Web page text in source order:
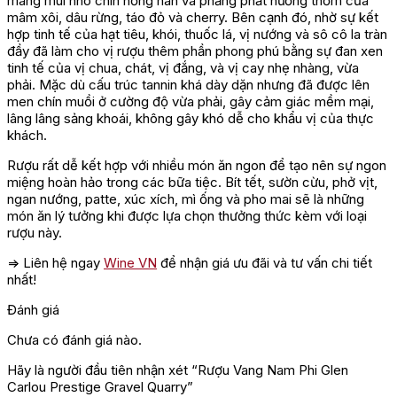
mâm xôi, dâu rừng, táo đỏ và cherry. Bên cạnh đó, nhờ sự kết
hợp tinh tế của hạt tiêu, khói, thuốc lá, vị nướng và sô cô la tràn
đầy đã làm cho vị rượu thêm phần phong phú bằng sự đan xen
tinh tế của vị chua, chát, vị đắng, và vị cay nhẹ nhàng, vừa
phải. Mặc dù cấu trúc tannin khá dày dặn nhưng đã được lên
men chín muồi ở cường độ vừa phải, gây cảm giác mềm mại,
lâng lâng sảng khoái, không gây khó dễ cho khẩu vị của thực
khách.
Rượu rất dễ kết hợp với nhiều món ăn ngon để tạo nên sự ngon
miệng hoàn hảo trong các bữa tiệc. Bít tết, sườn cừu, phở vịt,
ngan nướng, patte, xúc xích, mì ống và pho mai sẽ là những
món ăn lý tưởng khi được lựa chọn thưởng thức kèm với loại
rượu này.
=> Liên hệ ngay Wine VN để nhận giá ưu đãi và tư vấn chi tiết
nhất!
Đánh giá
Chưa có đánh giá nào.
Hãy là người đầu tiên nhận xét “Rượu Vang Nam Phi Glen
Carlou Prestige Gravel Quarry”